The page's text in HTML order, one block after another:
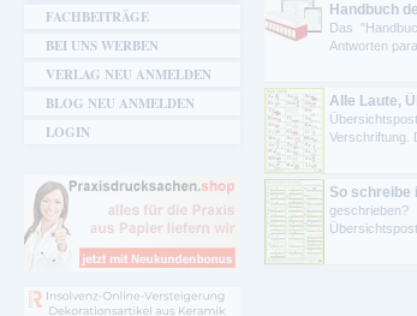
Handbuch
Das
Antworten
Alle Laute,
Verschriftung.
So schreibe
FACHBEITRÄGE
BEI UNS WERBEN
VERLAG NEU ANMELDEN
BLOG NEU ANMELDEN
LOGIN